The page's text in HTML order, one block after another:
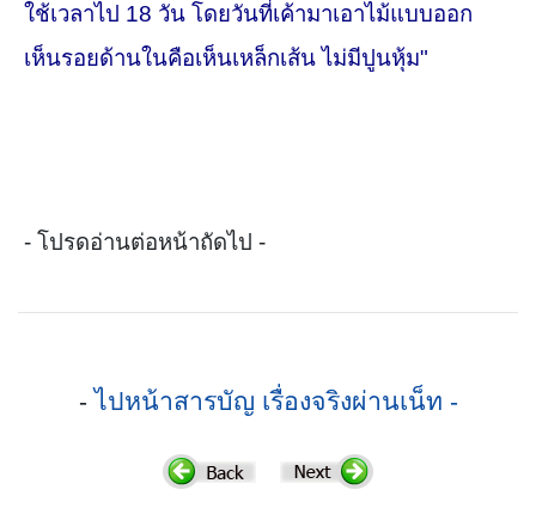
ใช้เวลาไป 18 วัน โดยวันที่เค้ามาเอาไม้แบบออก
เห็นรอยด้านในคือเห็นเหล็กเส้น ไม่มีปูนหุ้ม"
- โปรดอ่านต่อหน้าถัดไป -
- ไปหน้าสารบัญ เรื่องจริงผ่านเน็ท -